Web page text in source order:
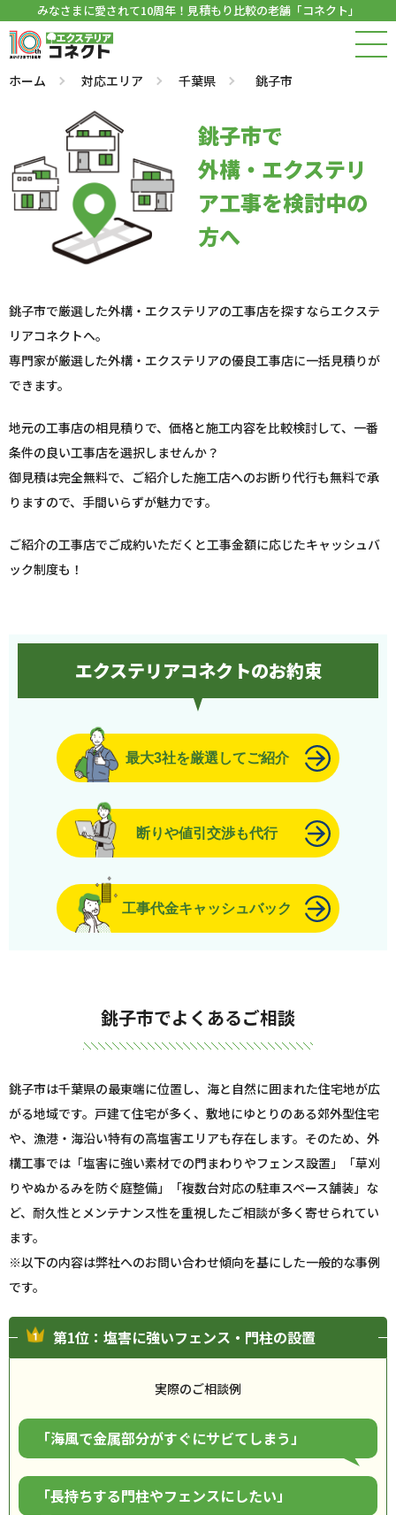
みなさまに愛されて10周年！見積もり比較の老舗「コネクト」
ホーム 対応エリア 千葉県 銚子市
銚子市で
外構・エクステリ
ア工事を検討中の
方へ
銚子市で厳選した外構・エクステリアの工事店を探すならエクステ
リアコネクトへ。
専門家が厳選した外構・エクステリアの優良工事店に一括見積りが
できます。
地元の工事店の相見積りで、価格と施工内容を比較検討して、一番
条件の良い工事店を選択しませんか？
御見積は完全無料で、ご紹介した施工店へのお断り代行も無料で承
りますので、手間いらずが魅力です。
ご紹介の工事店でご成約いただくと工事金額に応じたキャッシュバ
ック制度も！
エクステリアコネクトのお約束
最大3社を厳選してご紹介
断りや値引交渉も代行
工事代金キャッシュバック
銚子市でよくあるご相談
銚子市は千葉県の最東端に位置し、海と自然に囲まれた住宅地が広
がる地域です。戸建て住宅が多く、敷地にゆとりのある郊外型住宅
や、漁港・海沿い特有の高塩害エリアも存在します。そのため、外
構工事では「塩害に強い素材での門まわりやフェンス設置」「草刈
りやぬかるみを防ぐ庭整備」「複数台対応の駐車スペース舗装」な
ど、耐久性とメンテナンス性を重視したご相談が多く寄せられてい
ます。
※以下の内容は弊社へのお問い合わせ傾向を基にした一般的な事例
です。
第1位：塩害に強いフェンス・門柱の設置
実際のご相談例
「海風で金属部分がすぐにサビてしまう」
「長持ちする門柱やフェンスにしたい」